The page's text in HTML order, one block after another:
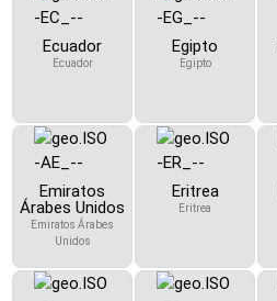
Ecuador
Ecuador
Egipto
Egipto
Emiratos
Árabes Unidos
Emiratos Árabes
Unidos
Eritrea
Eritrea